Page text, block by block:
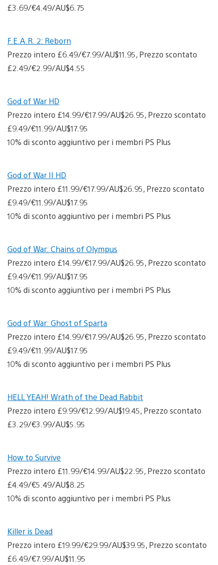
£3.69/€4.49/AU$6.75
F.E.A.R. 2: Reborn
Prezzo intero £6.49/€7.99/AU$11.95, Prezzo scontato
£2.49/€2.99/AU$4.55
God of War HD
Prezzo intero £14.99/€17.99/AU$26.95, Prezzo scontato
£9.49/€11.99/AU$17.95
10% di sconto aggiuntivo per i membri PS Plus
God of War II HD
Prezzo intero £11.99/€17.99/AU$26.95, Prezzo scontato
£9.49/€11.99/AU$17.95
10% di sconto aggiuntivo per i membri PS Plus
God of War: Chains of Olympus
Prezzo intero £14.99/€17.99/AU$26.95, Prezzo scontato
£9.49/€11.99/AU$17.95
10% di sconto aggiuntivo per i membri PS Plus
God of War: Ghost of Sparta
Prezzo intero £14.99/€17.99/AU$26.95, Prezzo scontato
£9.49/€11.99/AU$17.95
10% di sconto aggiuntivo per i membri PS Plus
HELL YEAH! Wrath of the Dead Rabbit
Prezzo intero £9.99/€12.99/AU$19.45, Prezzo scontato
£3.29/€3.99/AU$5.95
How to Survive
Prezzo intero £11.99/€14.99/AU$22.95, Prezzo scontato
£4.49/€5.49/AU$8.25
10% di sconto aggiuntivo per i membri PS Plus
Killer is Dead
Prezzo intero £19.99/€29.99/AU$39.95, Prezzo scontato
£6.49/€7.99/AU$11.95